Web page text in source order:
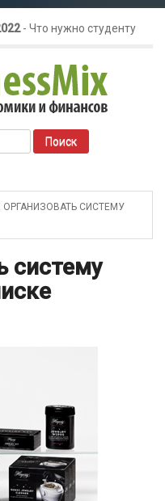
- Что нужно студенту
бизнеса?
-Телефония для
лучшие инструменты для
свой бизнес?
СИСТЕМУ
систему